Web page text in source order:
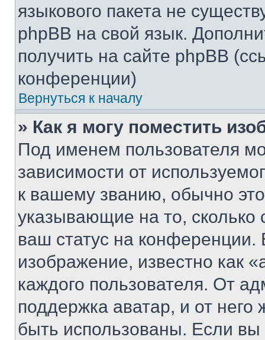
языкового пакета не
phpBB на свой язык.
получить на сайте phpBB
конференции)
Вернуться к началу
» Как я могу поместить
Под именем пользователя
зависимости от
к вашему званию, обычно это
указывающие на то,
ваш статус на
изображение, известно как
каждого пользователя. От
поддержка аватар, и от него
быть использованы. Если